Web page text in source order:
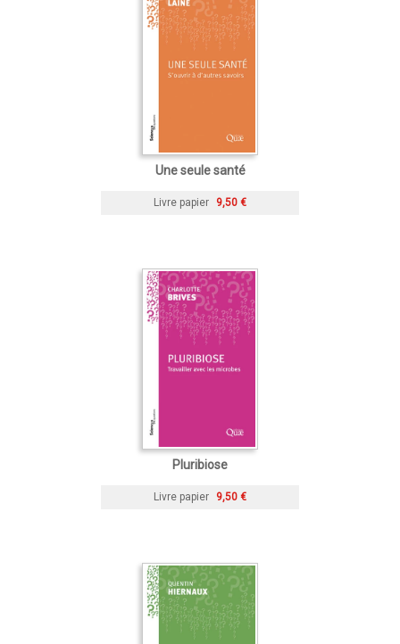
Une seule santé
Livre papier 9,50 €
Pluribiose
Livre papier 9,50 €